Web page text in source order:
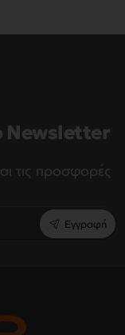
Newsletter
τις προσφορές
Εγγραφή